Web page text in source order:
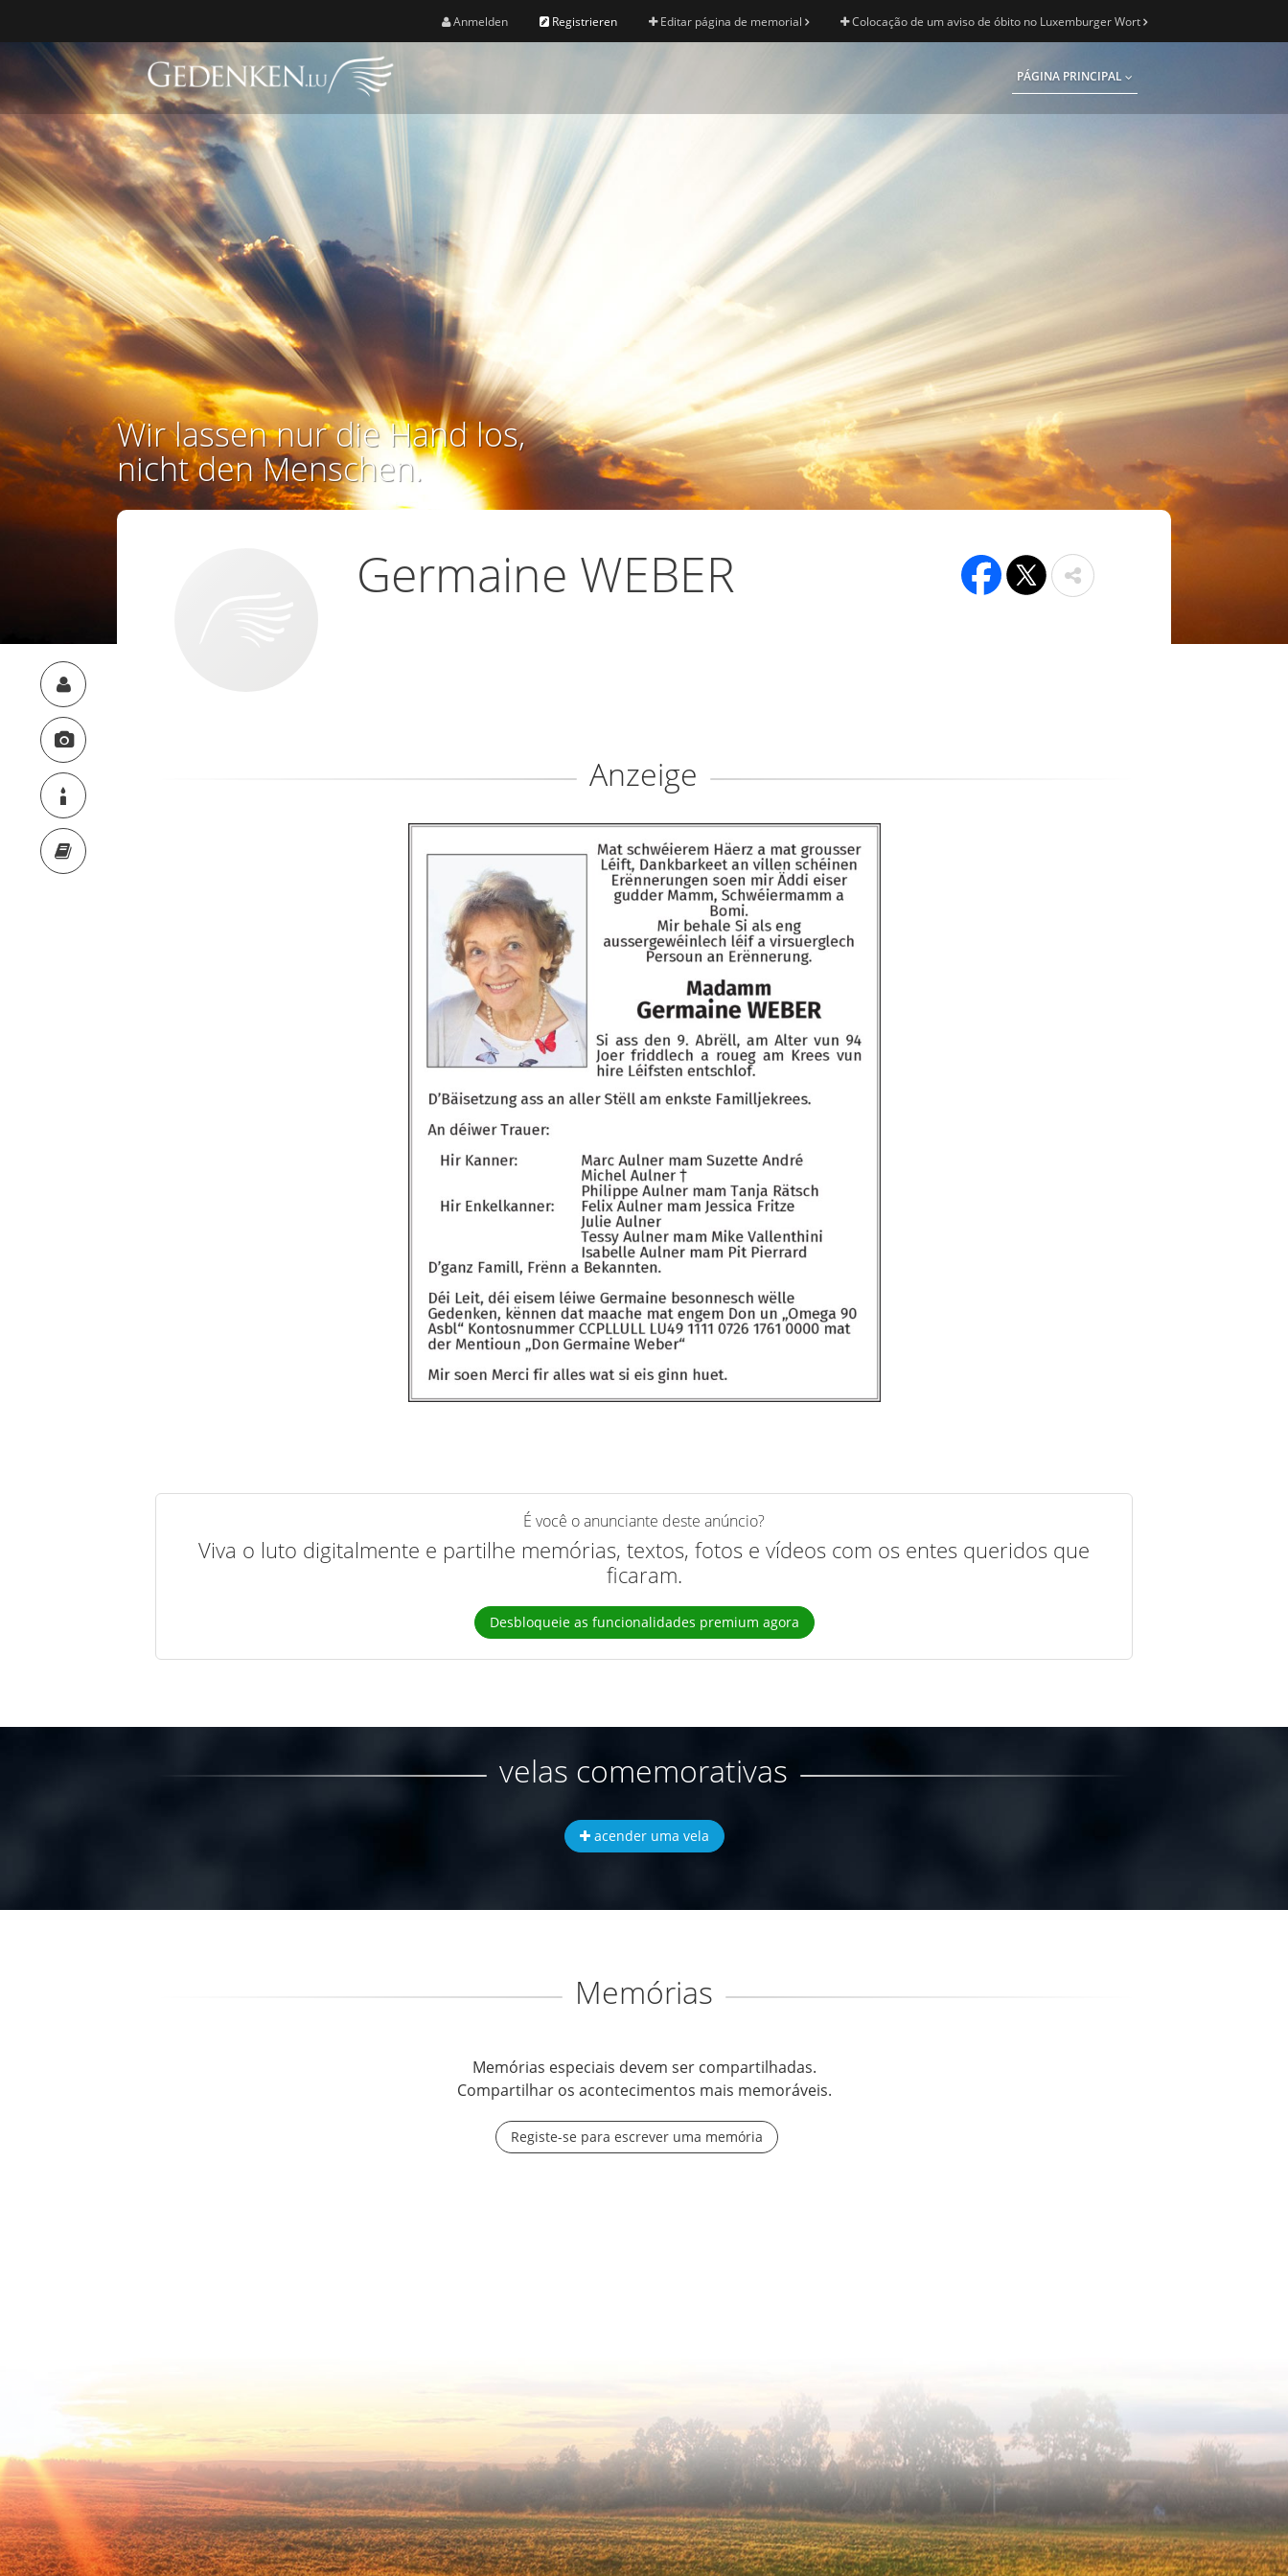
Anmelden Registrieren Editar página de memorial Colocação de um aviso de óbito no Luxemburger Wort
PÁGINA PRINCIPAL
Wir lassen nur die Hand los,
nicht den Menschen.
Germaine WEBER
Anzeige
É você o anunciante deste anúncio?
Viva o luto digitalmente e partilhe memórias, textos, fotos e vídeos com os entes queridos que
ficaram.
Desbloqueie as funcionalidades premium agora
velas comemorativas
acender uma vela
Memórias
Memórias especiais devem ser compartilhadas.
Compartilhar os acontecimentos mais memoráveis.
Registe-se para escrever uma memória